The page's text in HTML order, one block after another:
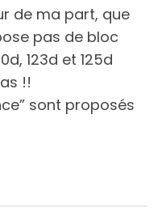
de ma part, que
pas de bloc
123d et 125d
!!
sont proposés